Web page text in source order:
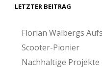
LETZTER BEITRAG
Florian Walbergs
Scooter-Pionier
Nachhaltige